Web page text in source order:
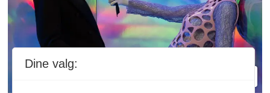
Dine valg: